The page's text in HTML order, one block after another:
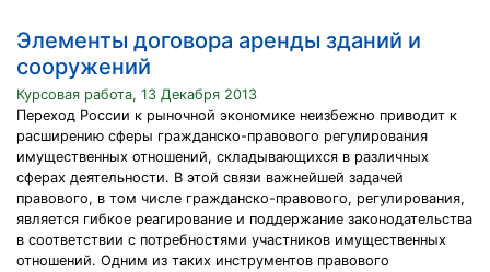
Элементы договора аренды зданий и
сооружений
Курсовая работа, 13 Декабря 2013
Переход России к рыночной экономике неизбежно приводит к
расширению сферы гражданско-правового регулирования
имущественных отношений, складывающихся в различных
сферах деятельности. В этой связи важнейшей задачей
правового, в том числе гражданско-правового, регулирования,
является гибкое реагирование и поддержание законодательства
в соответствии с потребностями участников имущественных
отношений. Одним из таких инструментов правового